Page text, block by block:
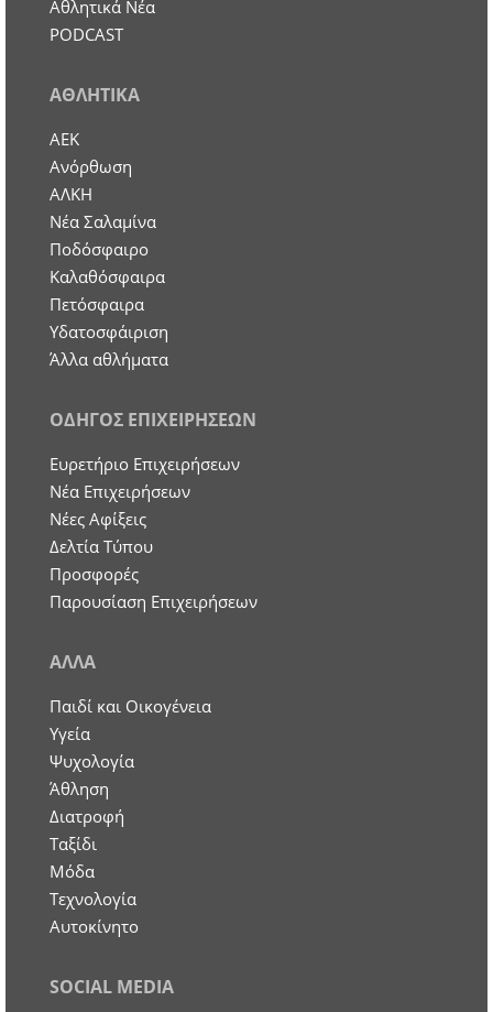
Αθλητικά Νέα
PODCAST
ΑΘΛΗΤΙΚΑ
ΑΕΚ
Ανόρθωση
ΑΛΚΗ
Νέα Σαλαμίνα
Ποδόσφαιρο
Καλαθόσφαιρα
Πετόσφαιρα
Υδατοσφάιριση
Άλλα αθλήματα
ΟΔΗΓΟΣ ΕΠΙΧΕΙΡΗΣΕΩΝ
Ευρετήριο Επιχειρήσεων
Nέα Επιχειρήσεων
Νέες Αφίξεις
Δελτία Τύπου
Προσφορές
Παρουσίαση Επιχειρήσεων
ΑΛΛΑ
Παιδί και Οικογένεια
Υγεία
Ψυχολογία
Άθληση
Διατροφή
Ταξίδι
Μόδα
Τεχνολογία
Αυτοκίνητο
SOCIAL MEDIA